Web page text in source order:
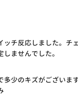
ッチ反応しました。チ
ませんでした。
多少のキズがございま